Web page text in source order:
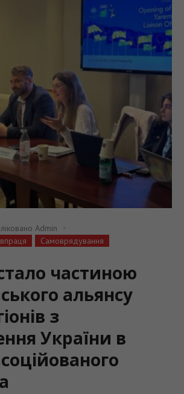
Admin
Самоврядування
частиною
альянсу
з
України в